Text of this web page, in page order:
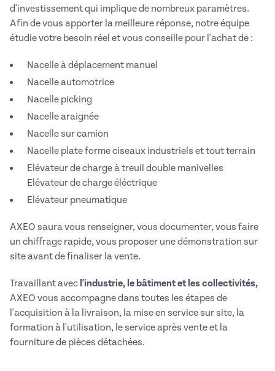
d'investissement qui implique de nombreux paramètres.
Afin de vous apporter la meilleure réponse, notre équipe
étudie votre besoin réel et vous conseille pour l'achat de :
Nacelle à déplacement manuel
Nacelle automotrice
Nacelle picking
Nacelle araignée
Nacelle sur camion
Nacelle plate forme ciseaux industriels et tout terrain
Elévateur de charge à treuil double manivelles
Elévateur de charge éléctrique
Elévateur pneumatique
AXEO saura vous renseigner, vous documenter, vous faire
un chiffrage rapide, vous proposer une démonstration sur
site avant de finaliser la vente.
Travaillant avec l'industrie, le bâtiment et les collectivités,
AXEO vous accompagne dans toutes les étapes de
l'acquisition à la livraison, la mise en service sur site, la
formation à l'utilisation, le service après vente et la
fourniture de pièces détachées.